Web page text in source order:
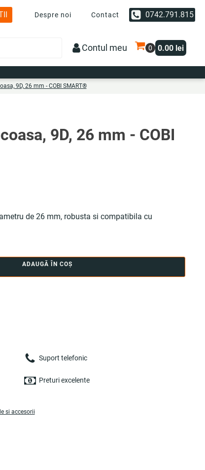
Despre noi Contact 0742.791.815
Contul meu 0.00 lei
9D, 26 mm - COBI SMART®
9D, 26 mm - COBI
de 26 mm, robusta si compatibila cu
ADAUGĂ ÎN COȘ
Suport telefonic
Preturi excelente
si accesorii